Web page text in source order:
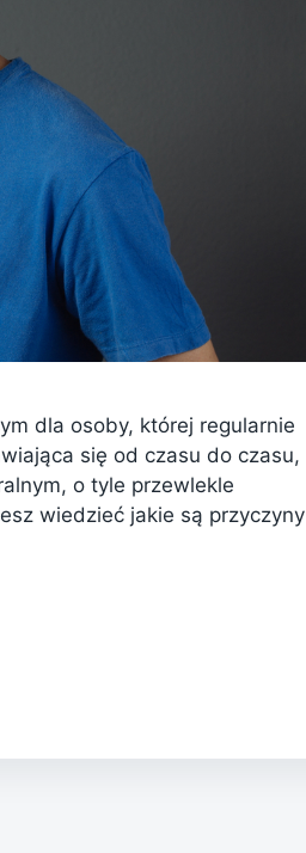
dla osoby, której regularnie
się od czasu do czasu,
o tyle przewlekle
wiedzieć jakie są przyczyny